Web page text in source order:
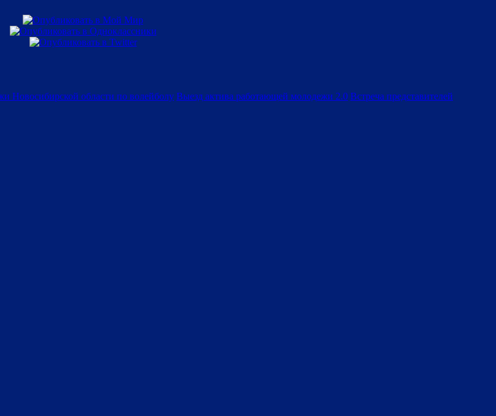
Новосибирской области по волейболу Выезд актива работающей молодежи 2.0 Встреча представителей